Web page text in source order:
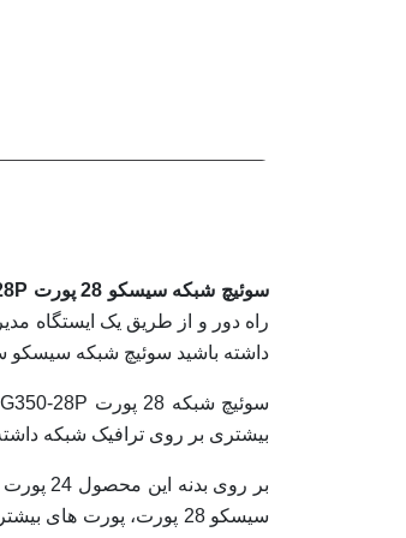
سوئیچ شبکه سیسکو 28 پورت CISCO SG350-28P
راه دور و از طریق یک ایستگاه
داشته باشید سوئیچ شبکه سیسکو سری 350 همیشه راه حلی برای پاسخگویی به نیازهای شما
بیشتری بر روی ترافیک شبکه
سیسکو 28 پورت، پورت